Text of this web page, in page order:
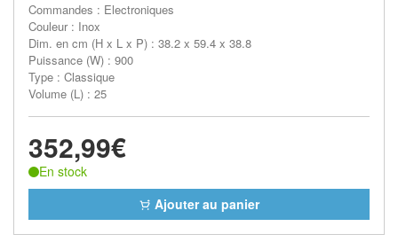
Commandes : Electroniques
Couleur : Inox
Dim. en cm (H x L x P) : 38.2 x 59.4 x 38.8
Puissance (W) : 900
Type : Classique
Volume (L) : 25
352,99€
En stock
Ajouter au panier